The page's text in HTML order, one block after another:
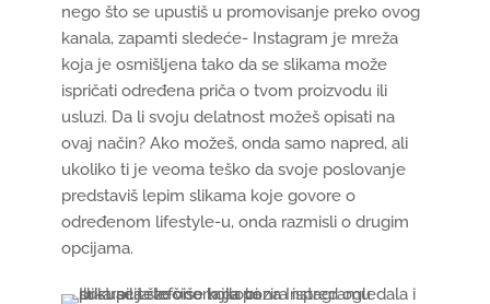
nego što se upustiš u promovisanje preko ovog
kanala, zapamti sledeće- Instagram je mreža
koja je osmišljena tako da se slikama može
ispričati određena priča o tvom proizvodu ili
usluzi. Da li svoju delatnost možeš opisati na
ovaj način? Ako možeš, onda samo napred, ali
ukoliko ti je veoma teško da svoje poslovanje
predstaviš lepim slikama koje govore o
određenom lifestyle-u, onda razmisli o drugim
opcijama.